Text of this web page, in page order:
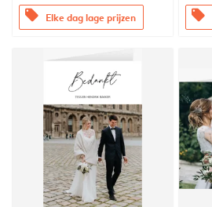
offers Elke dag lage prijzen offers